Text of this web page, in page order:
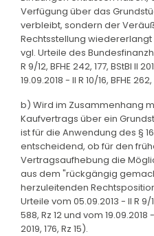
Verfügung über das
verbleibt, sondern der
Rechtsstellung
vgl. Urteile des
R 9/12, BFHE 242, 177, BStBl II
19.09.2018 - II R 10/16, BFHE
b) Wird im Zusammenhang
Kaufvertrags über ein
ist für die Anwendung des § 16
entscheidend, ob für den
Vertragsaufhebung die
aus dem "rückgängig
herzuleitenden
Urteile vom 05.09.2013 - II R 9/
588, Rz 12 und vom 19.09.2018
2019, 176, Rz 15).